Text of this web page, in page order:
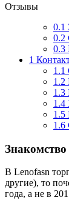
Отзывы
0.1
0.2
0.3
1
1.1
1.2
1.3
1.4
1.5
1.6
В Lenofasn
другие), то
года, а не в